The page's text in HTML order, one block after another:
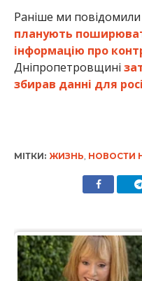
Раніше ми
планують
інформацію про
Дніпропетровщині
збирав данні для
МІТКИ: ЖИЗНЬ НОВОСТИ